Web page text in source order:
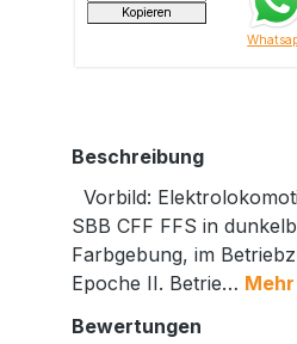
Beschreibung
Vorbild:
SBB CFF FFS in
Farbgebung, im
Epoche II. Betrie… Mehr
Bewertungen